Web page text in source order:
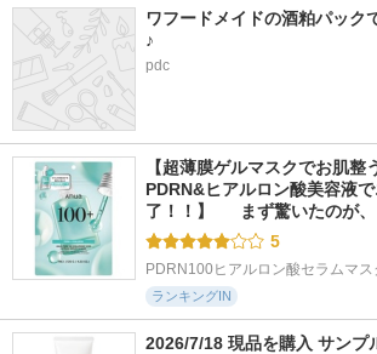
ワフードメイドの酒粕パック
♪
pdc
【超薄膜ゲルマスクでお肌
PDRN&ヒアルロン酸美容液
了！！】  　まず驚いたのが
5
PDRN100ヒアルロン酸セラムマス
ランキングIN
2026/7/18 現品を購入 サンプ